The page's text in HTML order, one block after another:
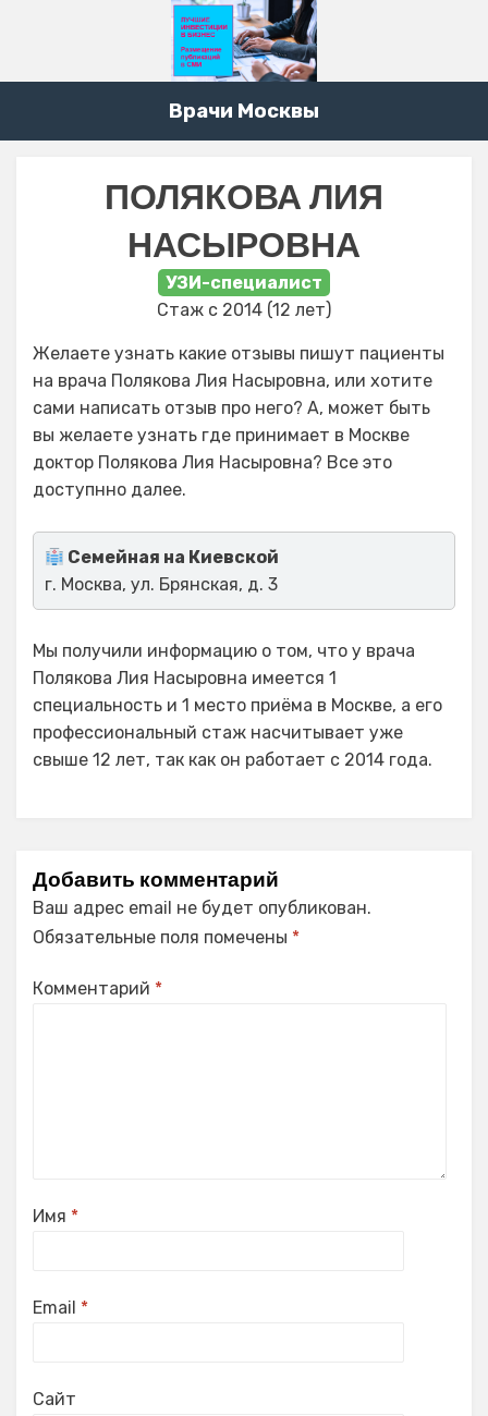
Врачи Москвы
ПОЛЯКОВА ЛИЯ
НАСЫРОВНА
УЗИ-специалист
Стаж с 2014 (12 лет)
Желаете узнать какие отзывы пишут пациенты
на врача Полякова Лия Насыровна, или хотите
сами написать отзыв про него? А, может быть
вы желаете узнать где принимает в Москве
доктор Полякова Лия Насыровна? Все это
доступнно далее.
Семейная на Киевской
г. Москва, ул. Брянская, д. 3
Мы получили информацию о том, что у врача
Полякова Лия Насыровна имеется 1
специальность и 1 место приёма в Москве, а его
профессиональный стаж насчитывает уже
свыше 12 лет, так как он работает с 2014 года.
Добавить комментарий
Ваш адрес email не будет опубликован.
Обязательные поля помечены *
Комментарий *
Имя *
Email *
Сайт